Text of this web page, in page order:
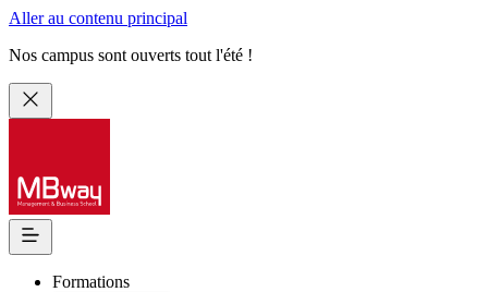
Aller au contenu principal
Nos campus sont ouverts tout l'été !
Formations